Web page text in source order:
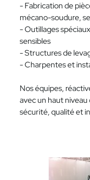
- Fabrication de
mécano-soudure,
- Outillages
sensibles
- Structures de
- Charpentes et
Nos équipes,
avec un haut
sécurité, qualité et